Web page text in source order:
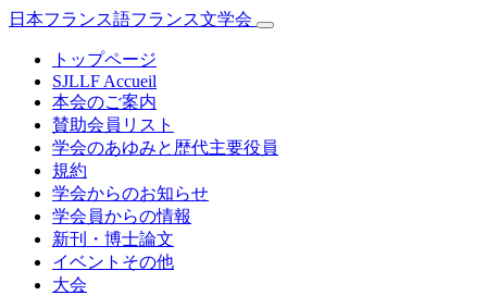
日本フランス語フランス文学会
トップページ
SJLLF Accueil
本会のご案内
賛助会員リスト
学会のあゆみと歴代主要役員
規約
学会からのお知らせ
学会員からの情報
新刊・博士論文
イベントその他
大会